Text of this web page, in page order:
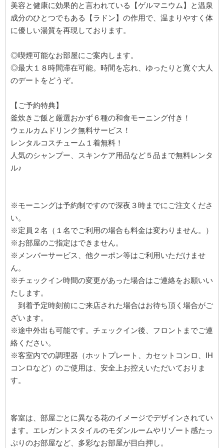
美容と健康に効果的と言われている【ゲルマニウム】と温泉
成分のひとつでもある【ラドン】の作用で、温まりやすく体
に優しい湯質を再現しております。
◎喫煙可能なお部屋にご案内します。
◎最大１８時間滞在可能。時間を忘れ、ゆったりと寛ぐ大人
のデートをどうぞ。
【ご予約特典】
釜炊きご飯と厳選おかず６種の和食モーニング付き！
ウェルカムドリンク無料サービス！
レンタルコスチューム１着無料！
人気のシャンプー、スキンケア用品など５品まで無料レンタ
ル♪
※モーニングは予約制ですので深夜３時までにご注文くださ
い。
※定員２名（１名でご利用の場合も料金は変わりません。）
※お部屋のご指定はできません。
※メンバーサービス、他クーポン等はご利用いただけませ
ん。
※チェックイン時間の変更があった場合はご連絡をお願いい
たします。
到着予定時刻前にご来店された場合はお待ち頂く場合がご
ざいます。
※途中外出も可能です。チェックイン後、フロントまでご連
絡ください。
※客室内での調理器（ホットプレート、カセットコンロ、IH
コンロなど）のご使用は、安全上お控えいただいておりま
す。
客室は、部屋ごとに異なる花のイメージでデザインされてい
ます。エレガントスタイルのモダンルームやリゾート感たっ
ぷりのお部屋など、多彩なお部屋が目白押し。